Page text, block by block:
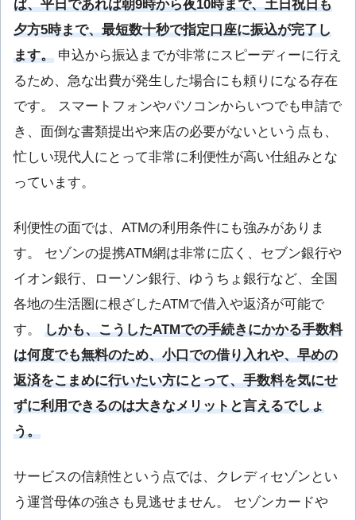
ば、平日であれば朝9時から夜10時まで、土日祝日も
夕方5時まで、最短数十秒で指定口座に振込が完了し
ます。 申込から振込までが非常にスピーディーに行え
るため、急な出費が発生した場合にも頼りになる存在
です。 スマートフォンやパソコンからいつでも申請で
き、面倒な書類提出や来店の必要がないという点も、
忙しい現代人にとって非常に利便性が高い仕組みとな
っています。
利便性の面では、ATMの利用条件にも強みがありま
す。 セゾンの提携ATM網は非常に広く、セブン銀行や
イオン銀行、ローソン銀行、ゆうちょ銀行など、全国
各地の生活圏に根ざしたATMで借入や返済が可能で
す。 しかも、こうしたATMでの手続きにかかる手数料
は何度でも無料のため、小口での借り入れや、早めの
返済をこまめに行いたい方にとって、手数料を気にせ
ずに利用できるのは大きなメリットと言えるでしょ
う。
サービスの信頼性という点では、クレディセゾンとい
う運営母体の強さも見逃せません。 セゾンカードや